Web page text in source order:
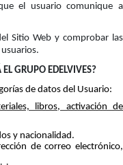
el usuario comunique a
Sitio Web y comprobar las
GRUPO EDELVIVES?
de datos del Usuario:
libros, activación de
y nacionalidad.
de correo electrónico,